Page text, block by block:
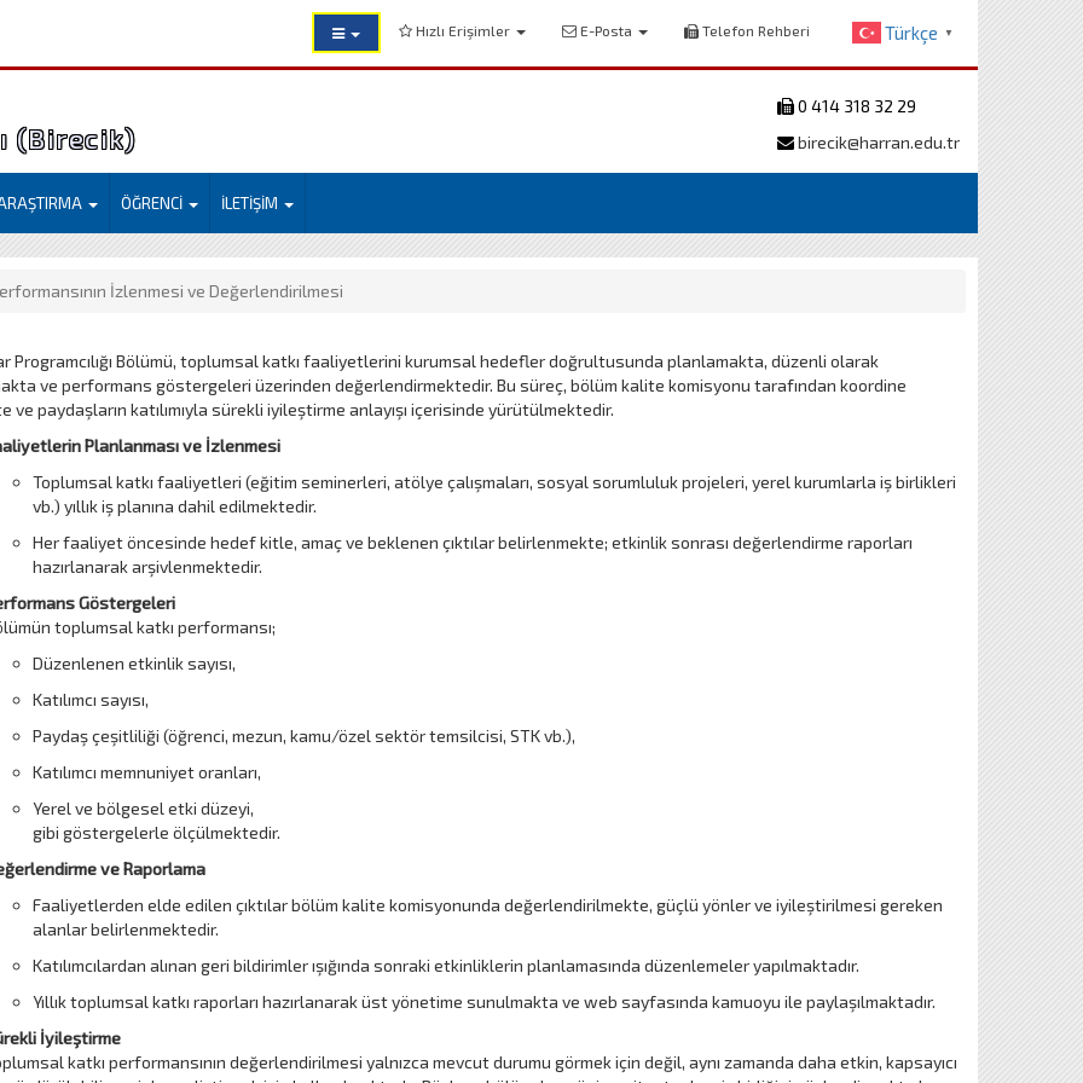
Hızlı Erişimler E-Posta Telefon Rehberi Türkçe ▼
(Birecik)
0 414 318 32 29
birecik@harran.edu.tr
ÖĞRENCİ İLETİŞİM
İzlenmesi ve Değerlendirilmesi
Programcılığı Bölümü, toplumsal katkı faaliyetlerini kurumsal hedefler doğrultusunda planlamakta, düzenli olarak
ve performans göstergeleri üzerinden değerlendirmektedir. Bu süreç, bölüm kalite komisyonu tarafından koordine
ve paydaşların katılımıyla sürekli iyileştirme anlayışı içerisinde yürütülmektedir.
Planlanması ve İzlenmesi
Toplumsal katkı faaliyetleri (eğitim seminerleri, atölye çalışmaları, sosyal sorumluluk projeleri, yerel kurumlarla iş birlikleri
vb.) yıllık iş planına dahil edilmektedir.
Her faaliyet öncesinde hedef kitle, amaç ve beklenen çıktılar belirlenmekte; etkinlik sonrası değerlendirme raporları
hazırlanarak arşivlenmektedir.
Göstergeleri
toplumsal katkı performansı;
Düzenlenen etkinlik sayısı,
Katılımcı sayısı,
Paydaş çeşitliliği (öğrenci, mezun, kamu/özel sektör temsilcisi, STK vb.),
Katılımcı memnuniyet oranları,
Yerel ve bölgesel etki düzeyi,
gibi göstergelerle ölçülmektedir.
ve Raporlama
Faaliyetlerden elde edilen çıktılar bölüm kalite komisyonunda değerlendirilmekte, güçlü yönler ve iyileştirilmesi gereken
alanlar belirlenmektedir.
Katılımcılardan alınan geri bildirimler ışığında sonraki etkinliklerin planlamasında düzenlemeler yapılmaktadır.
Yıllık toplumsal katkı raporları hazırlanarak üst yönetime sunulmakta ve web sayfasında kamuoyu ile paylaşılmaktadır.
İyileştirme
katkı performansının değerlendirilmesi yalnızca mevcut durumu görmek için değil, aynı zamanda daha etkin, kapsayıcı